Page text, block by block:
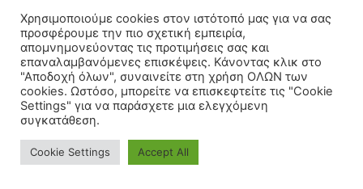
Χρησιμοποιούμε cookies στον ιστότοπό μας για να σας
προσφέρουμε την πιο σχετική εμπειρία,
απομνημονεύοντας τις προτιμήσεις σας και
επαναλαμβανόμενες επισκέψεις. Κάνοντας κλικ στο
"Αποδοχή όλων", συναινείτε στη χρήση ΟΛΩΝ των
cookies. Ωστόσο, μπορείτε να επισκεφτείτε τις "Cookie
Settings" για να παράσχετε μια ελεγχόμενη
συγκατάθεση.
Cookie Settings Accept All